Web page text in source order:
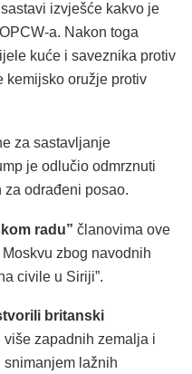
izvješće kakvo je
a. Nakon toga
kuće i saveznika protiv
kemijsko oružje protiv
za sastavljanje
je odlučio odmrznuti
odrađeni posao.
radu” članovima ove
zbog navodnih
civile u Siriji”.
britanski
više zapadnih zemalja i
snimanjem lažnih